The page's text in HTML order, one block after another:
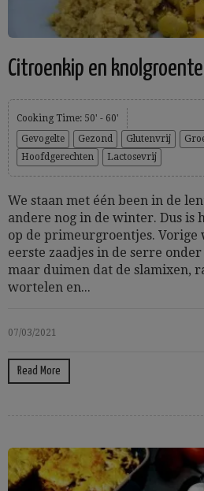
Citroenkip en
Cooking Time: 50' - 60'
Gevogelte
Gezond Glutenvrij
Hoofdgerechten
Lactosevrij
We staan met één been in de
andere nog in de winter. Dus is
op de primeurgroentjes. Vorige
eerste zaadjes in de serre
maar duimen dat de slamixen,
wortelen en...
07/03/2021
Read More